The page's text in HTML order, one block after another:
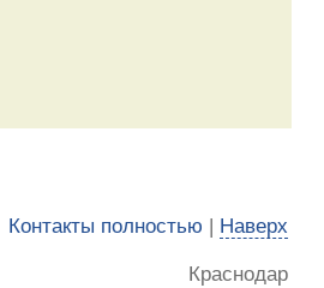
Контакты полностью | Наверх
Краснодар